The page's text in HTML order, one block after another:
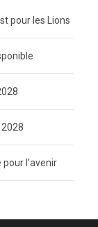
pour les Lions
2028
pour l’avenir